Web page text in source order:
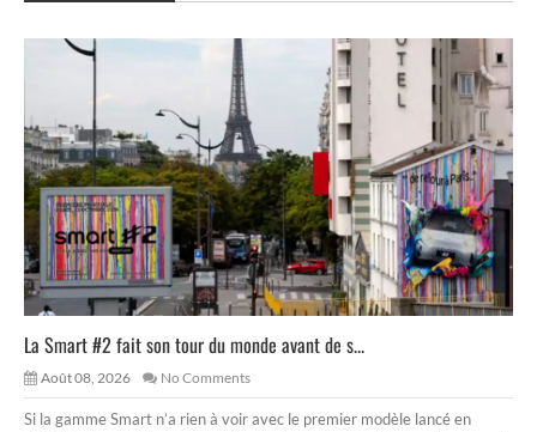
La Smart #2 fait son tour du monde avant de s...
Août 08, 2026 No Comments
Si la gamme Smart n’a rien à voir avec le premier modèle lancé en